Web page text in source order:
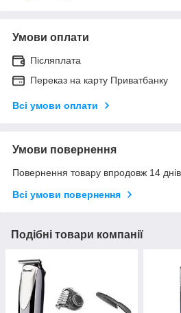
Умови оплати
Післяплата
Переказ на карту Приватбанку
Всі умови оплати
Умови повернення
Повернення товару впродовж 14
Всі умови повернення
Подібні товари компанії